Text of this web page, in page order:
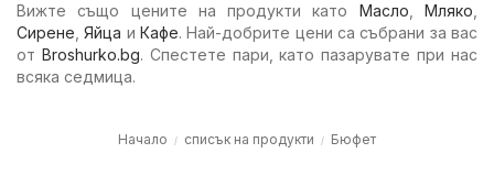
Вижте също цените на продукти като Масло ,Мляко
Сирене ,Яйца иКафе. Най-добрите цени са събрани за вас
от Broshurko.bg. Спестете пари, като пазарувате при нас
всяка седмица.
Начало списък на продукти Бюфет